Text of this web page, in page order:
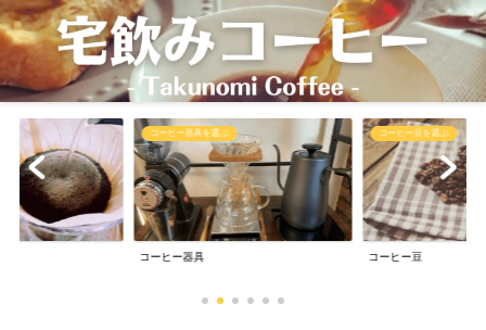
コーヒー豆を選ぶ
コーヒー豆
コーヒーを抽出
コーヒー抽出